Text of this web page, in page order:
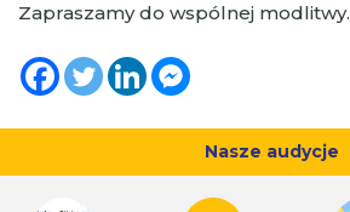
Zapraszamy do wspólnej modlitwy.
Nasze audycje